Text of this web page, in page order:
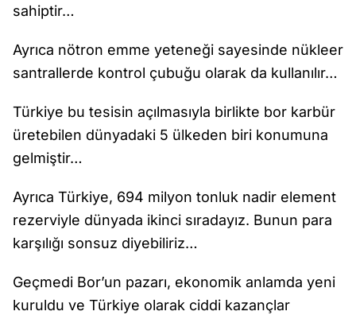
sahiptir…
Ayrıca nötron emme yeteneği sayesinde nükleer
santrallerde kontrol çubuğu olarak da kullanılır…
Türkiye bu tesisin açılmasıyla birlikte bor karbür
üretebilen dünyadaki 5 ülkeden biri konumuna
gelmiştir…
Ayrıca Türkiye, 694 milyon tonluk nadir element
rezerviyle dünyada ikinci sıradayız. Bunun para
karşılığı sonsuz diyebiliriz…
Geçmedi Bor’un pazarı, ekonomik anlamda yeni
kuruldu ve Türkiye olarak ciddi kazançlar